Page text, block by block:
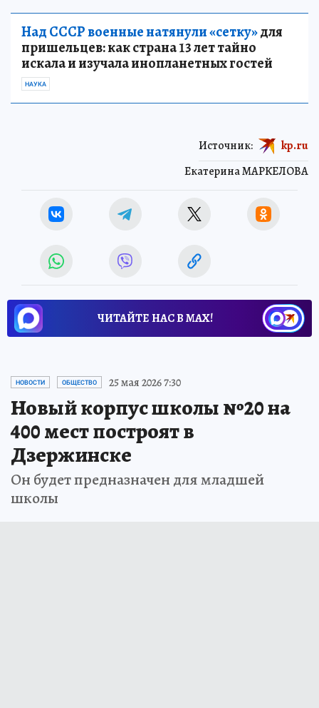
Над СССР военные натянули «сетку»для
пришельцев: как страна 13 лет тайно
искала и изучала инопланетных гостей
НАУКА
Екатерина МАРКЕЛОВА
Источник: kp.ru
ЧИТАЙТЕ НАС В МАХ!
НОВОСТИ ОБЩЕСТВО 25 мая 2026 7:30
Новый корпус школы №20 на
400 мест построят в
Дзержинске
Он будет предназначен для младшей
школы